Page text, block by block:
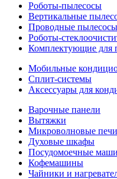
Роботы-пылесосы
Вертикальные
Проводные пылесосы
Роботы-
Комплектующие для
Мобильные
Сплит-системы
Аксессуары для
Варочные панели
Вытяжки
Микроволновые печи
Духовые шкафы
Посудомоечные
Кофемашины
Чайники и